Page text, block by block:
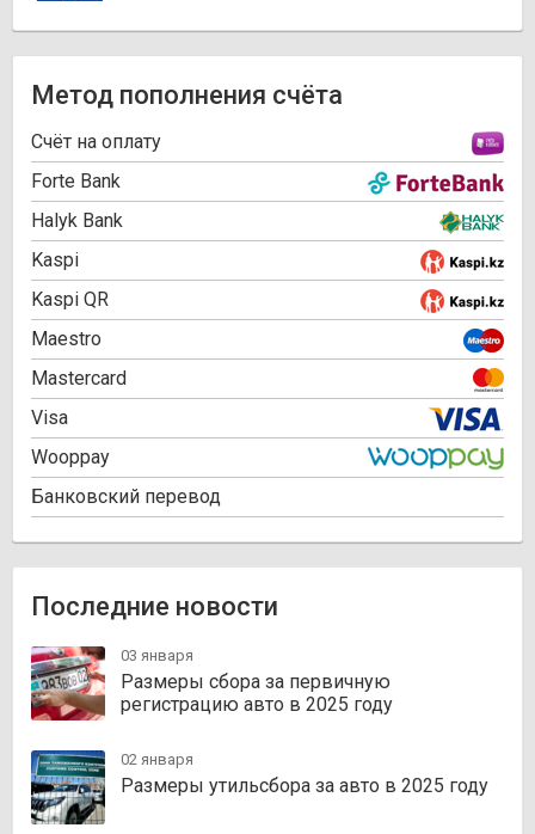
Метод пополнения счёта
Cчёт на оплату
Forte Bank
Halyk Bank
Kaspi
Kaspi QR
Maestro
Mastercard
Visa
Wooppay
Банковский перевод
Последние новости
03 января
Размеры сбора за первичную
регистрацию авто в 2025 году
02 января
Размеры утильсбора за авто в 2025 году